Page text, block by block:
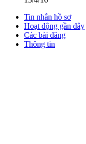
Tin nhắn hồ sơ
Hoạt động gần đây
Các bài đăng
Thông tin